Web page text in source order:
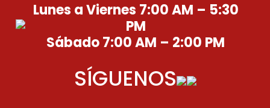
Lunes a Viernes 7:00 AM – 5:30
PM
Sábado 7:00 AM – 2:00 PM
SÍGUENOS